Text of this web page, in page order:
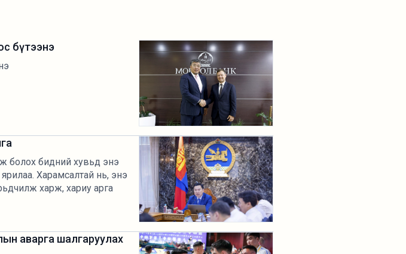
бүтээнэ
болох бидний хувьд энэ
ярилаа. Харамсалтай нь, энэ
харж, хариу арга
аварга шалгаруулах